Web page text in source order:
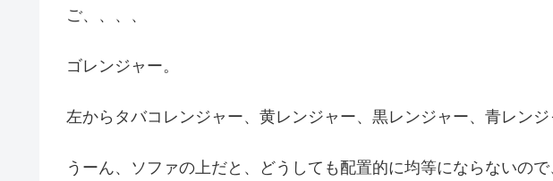
ご、、、、
ゴレンジャー。
左からタバコレンジャー、黄レンジャー、黒レンジャー、青レンジ
うーん、ソファの上だと、どうしても配置的に均等にならないので